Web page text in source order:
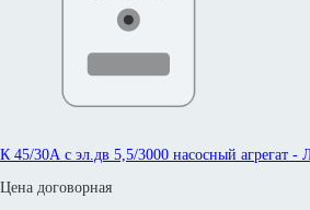
К 45/30А с эл.дв 5,5/3000 насосный агрегат -
Цена договорная